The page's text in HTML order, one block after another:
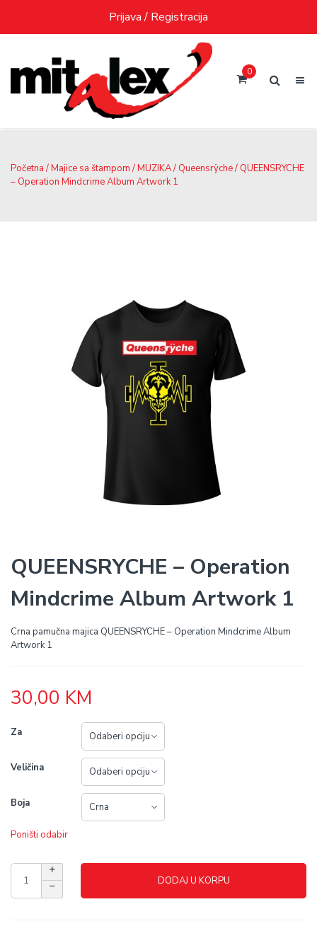
content
Prijava / Registracija
0
Početna /Majice sa štampom /MUZIKA/ Queensrÿche/ QUEENSRYCHE
– Operation Mindcrime Album Artwork 1
QUEENSRYCHE – Operation
Mindcrime Album Artwork 1
Crna pamučna majica QUEENSRYCHE – Operation Mindcrime Album
Artwork 1
30,00 KM
Za
Veličina
Boja
Poništi odabir
DODAJ U KORPU